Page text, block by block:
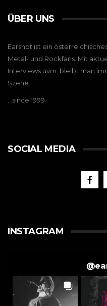
ÜBER UNS
Earshot ist ein
Metal- und Rockfans. Mit
Interviews uvm. bleibt man
Szene.
…since 1999
SOCIAL MEDIA
INSTAGRAM
@